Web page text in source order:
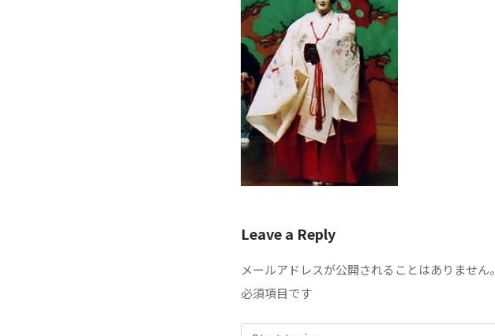
Leave a Reply
メールアドレスが公開されることはありません。
必須項目です